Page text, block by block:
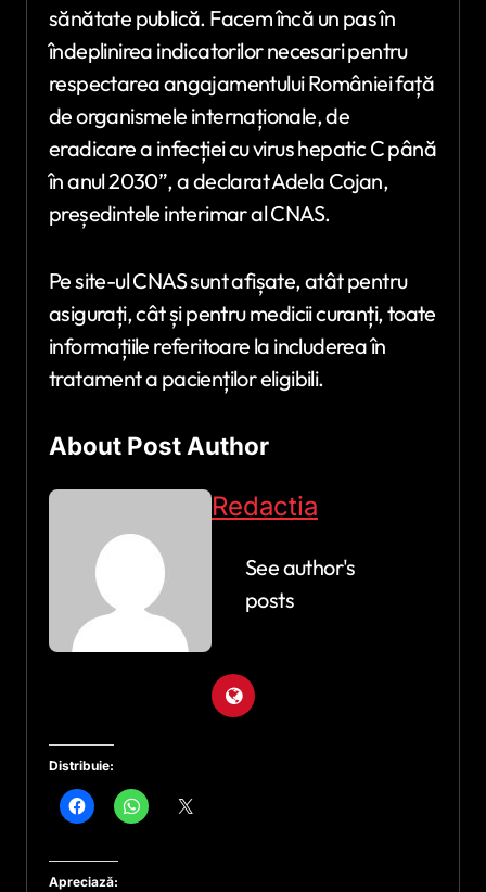
sănătate publică. Facem încă un pas în
îndeplinirea indicatorilor necesari pentru
respectarea angajamentului României față
de organismele internaționale, de
eradicare a infecției cu virus hepatic C până
în anul 2030”, a declarat Adela Cojan,
președintele interimar al CNAS.
Pe site-ul CNAS sunt afișate, atât pentru
asigurați, cât și pentru medicii curanți, toate
informațiile referitoare la includerea în
tratament a pacienților eligibili.
About Post Author
Redactia
See author's
posts
Distribuie:
Apreciază: